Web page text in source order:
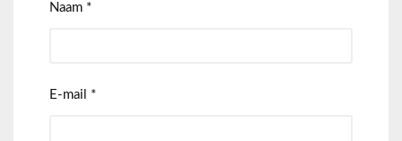
Naam *
E-mail *